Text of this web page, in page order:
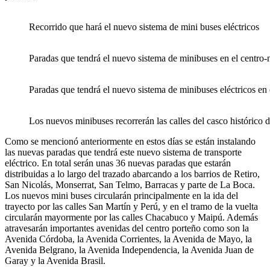
Recorrido que hará el nuevo sistema de mini buses eléctricos
Paradas que tendrá el nuevo sistema de minibuses en el
Paradas que tendrá el nuevo sistema de minibuses eléctricos
Los nuevos minibuses recorrerán las calles del casco histórico
Como se mencionó anteriormente en estos días se están instalando
las nuevas paradas que tendrá este nuevo sistema de transporte
eléctrico. En total serán unas 36 nuevas paradas que estarán
distribuidas a lo largo del trazado abarcando a los barrios de Retiro,
San Nicolás, Monserrat, San Telmo, Barracas y parte de La Boca.
Los nuevos mini buses circularán principalmente en la ida del
trayecto por las calles San Martín y Perú, y en el tramo de la vuelta
circularán mayormente por las calles Chacabuco y Maipú. Además
atravesarán importantes avenidas del centro porteño como son la
Avenida Córdoba, la Avenida Corrientes, la Avenida de Mayo, la
Avenida Belgrano, la Avenida Independencia, la Avenida Juan de
Garay y la Avenida Brasil.